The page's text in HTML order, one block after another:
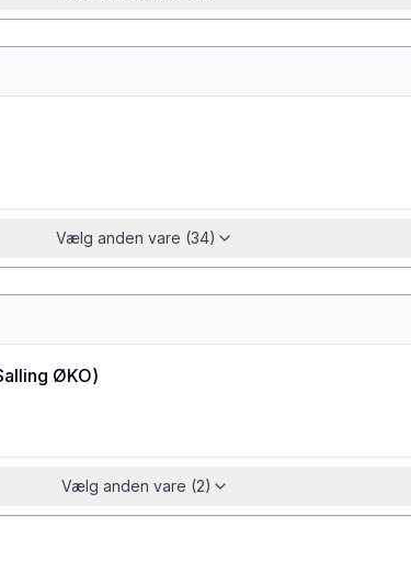
Vælg anden vare (34)
ØKO)
Vælg anden vare (2)